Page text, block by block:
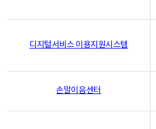
디지털서비스 이용지원시스템
손말이음센터